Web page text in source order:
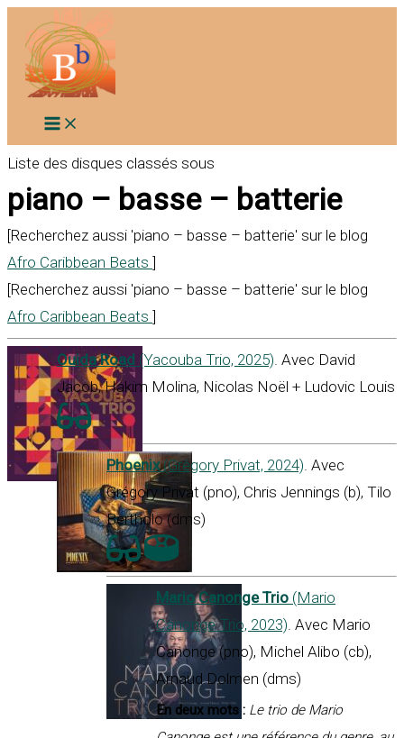
contenu
Liste des disques classés sous
piano – basse – batterie
[Recherchez aussi 'piano – basse – batterie' sur le blog
Afro Caribbean Beats ]
[Recherchez aussi 'piano – basse – batterie' sur le blog
Afro Caribbean Beats ]
Ouida Road (Yacouba Trio, 2025). Avec David
Jacob, Hakim Molina, Nicolas Noël + Ludovic Louis
Phoenix(Grégory Privat, 2024). Avec
Grégory Privat (pno), Chris Jennings (b), Tilo
Bertholo (dms)
Mario Canonge Trio (Mario
Canonge Trio, 2023). Avec Mario
Canonge (pno), Michel Alibo (cb),
Arnaud Dolmen (dms)
En deux mots : Le trio de Mario